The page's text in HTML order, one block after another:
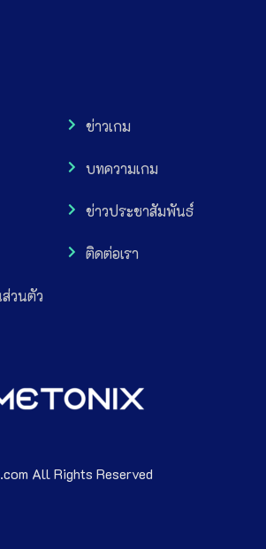
ข่าวเกม
บทความเกม
ข่าวประชาสัมพันธ์
ติดต่อเรา
วนตัว
All Rights Reserved